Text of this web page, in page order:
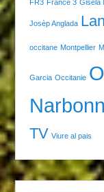
FR3 France 3 Gisela
Josèp Anglada
occitane Montpellier
Garcia Occitanie
TV Viure al pais